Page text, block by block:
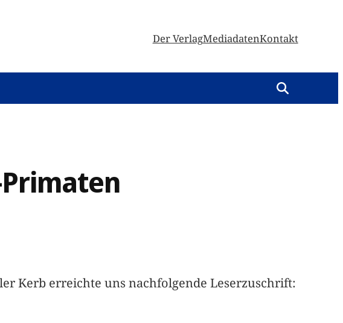
Der VerlagMediadatenKontakt
Kerb erreichte uns nachfolgende Leserzuschrift: